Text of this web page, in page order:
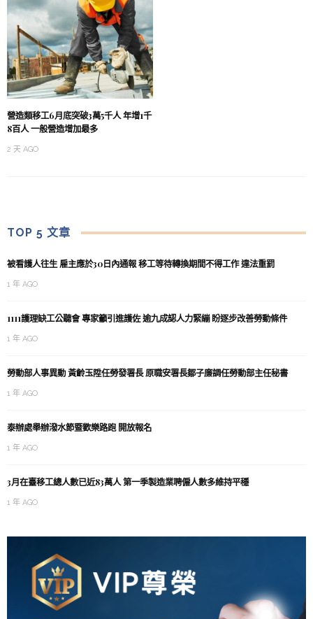
營造類移工6月底突破3萬5千人 年增1千
8百人 一般營造增加最多
2 天 AGO
TOP 5 文章
被看護人往生 雇主應於30日內通報 移工等待轉換期間不得工作 違法重罰
1 年 AGO
1111護理缺工公聽會 專家籲引進護佐 逾九成認人力緊繃 盼逐步改善勞動條件
1 年 AGO
勞動部人事異動 黃齡玉陞任勞發署長 原職安署長鄒子廉調任勞動部主任秘書
1 年 AGO
泰辦處舉辦潑水節暨歡樂路跑 開放報名
1 年 AGO
3月在臺移工總人數已近83萬人 第一季製造業聘僱人數多維持平穩
1 年 AGO